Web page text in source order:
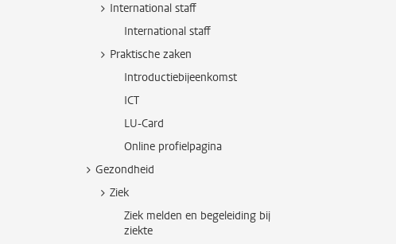
International staff
International staff
Praktische zaken
Introductiebijeenkomst
ICT
LU-Card
Online profielpagina
Gezondheid
Ziek
Ziek melden en begeleiding bij
ziekte